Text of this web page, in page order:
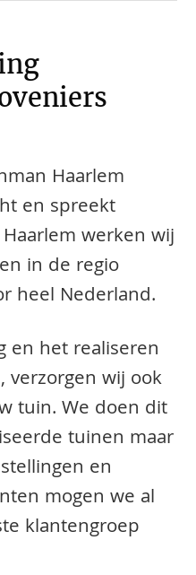
Haarlem
en spreekt
werken wij
in de regio
heel Nederland.
en het realiseren
verzorgen wij ook
tuin. We doen dit
tuinen maar
en
mogen we al
klantengroep